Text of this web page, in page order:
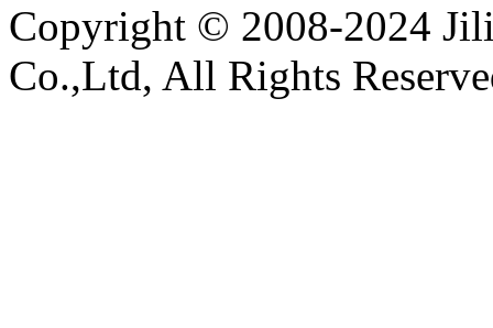
Copyright © 2008-2024
Co.,Ltd, All Rights